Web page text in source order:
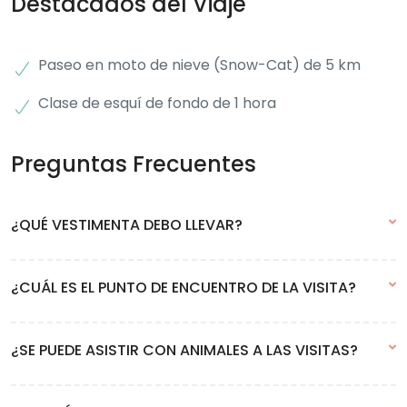
Paseo en moto de nieve (Snow-Cat) de 5 km
Clase de esquí de fondo de 1 hora
Preguntas Frecuentes
¿QUÉ VESTIMENTA DEBO LLEVAR?
la vestimenta debe ser muy abrigada. Recomendamos alquilar
¿CUÁL ES EL PUNTO DE ENCUENTRO DE LA VISITA?
Luego de que realices la reserva nos pondremos en contacto
¿SE PUEDE ASISTIR CON ANIMALES A LAS VISITAS?